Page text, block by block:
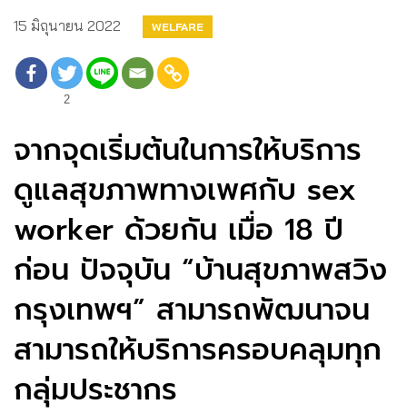
15 มิถุนายน 2022 WELFARE
2
จากจุดเริ่มต้นในการให้บริการ
ดูแลสุขภาพทางเพศกับ sex
worker ด้วยกัน เมื่อ 18 ปี
ก่อน ปัจจุบัน “บ้านสุขภาพสวิง
กรุงเทพฯ” สามารถพัฒนาจน
สามารถให้บริการครอบคลุมทุก
กลุ่มประชากร